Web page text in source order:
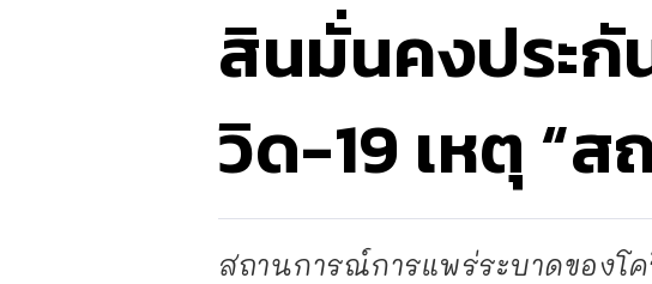
สินมั่นคงประกั
วิด-19 เหตุ “
สถานการณ์การแพร่ระบาดของโค